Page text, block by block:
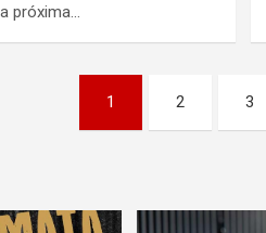
próxima…
1 2 3